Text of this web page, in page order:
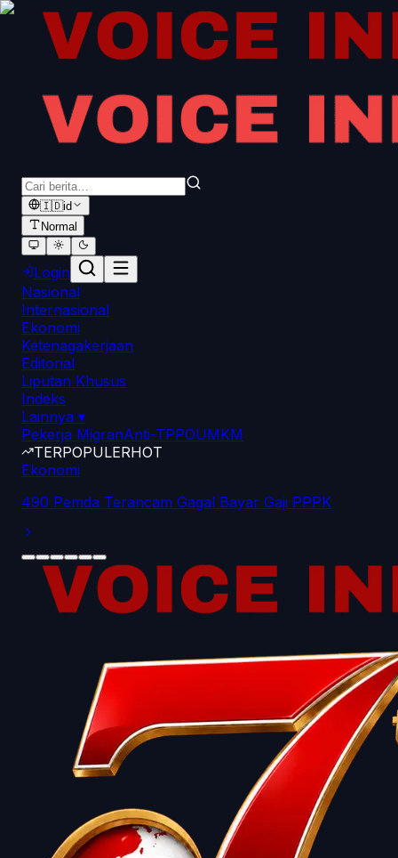
🇮🇩id
Normal
Login
Nasional
Internasional
Ekonomi
Ketenagakerjaan
Editorial
Liputan Khusus
Indeks
Lainnya ▾
Pekerja MigranAnti-TPPOUMKM
TERPOPULERHOT
Ekonomi
490 Pemda Terancam Gagal Bayar Gaji PPPK